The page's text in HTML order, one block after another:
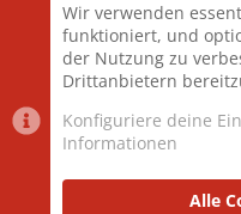
Mitglieder
Neuestes Mitglied
Wir verwenden
funktioniert, und
der Nutzung zu
Drittanbietern
Konfiguriere deine
Informationen
Alle